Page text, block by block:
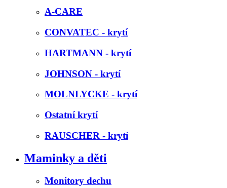
A-CARE
CONVATEC - krytí
HARTMANN - krytí
JOHNSON - krytí
MOLNLYCKE - krytí
Ostatní krytí
RAUSCHER - krytí
Maminky a děti
Monitory dechu